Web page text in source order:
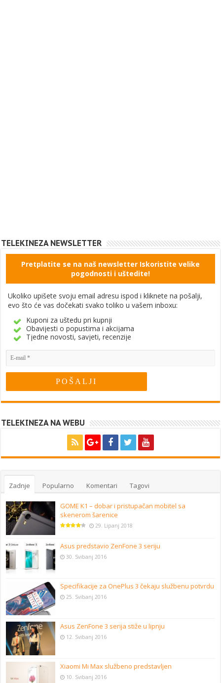
TELEKINEZA NEWSLETTER
Pretplatite se na naš newsletter Iskoristite velike
pogodnosti i uštedite!
Ukoliko upišete svoju email adresu ispod i kliknete na pošalji,
evo što će vas dočekati svako toliko u vašem inboxu:
Kuponi za uštedu pri kupnji
Obavijesti o popustima i akcijama
Tjedne novosti, savjeti, recenzije
TELEKINEZA NA WEBU
Zadnje Popularno Komentari Tagovi
GOME K1 – dobar i pristupačan mobitel sa
skenerom šarenice
29. Lipanj 2018
Asus predstavio ZenFone 3 seriju
30. Svibanj 2016
Specifikacije za OnePlus 3 čekaju službenu potvrdu
25. Svibanj 2016
Asus ZenFone 3 serija stiže u lipnju
12. Svibanj 2016
Xiaomi Mi Max službeno predstavljen
10. Svibanj 2016